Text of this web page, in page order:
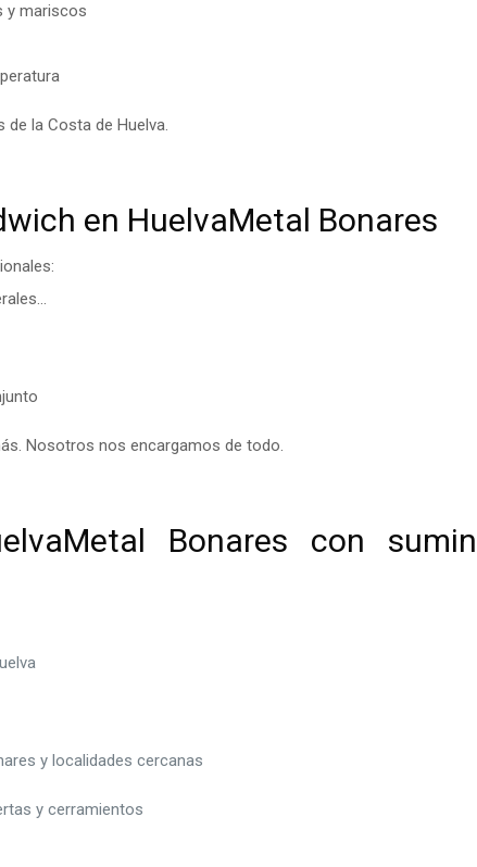
y mariscos
la Costa de Huelva.
en HuelvaMetal Bonares
Nosotros nos encargamos de todo.
Bonares con
y localidades cercanas
y cerramientos